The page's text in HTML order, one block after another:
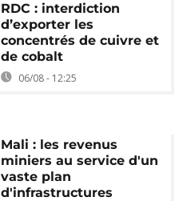
RDC : interdiction
d’exporter les
concentrés de cuivre et
de cobalt
06/08 - 12:25
Mali : les revenus
miniers au service d'un
vaste plan
d'infrastructures